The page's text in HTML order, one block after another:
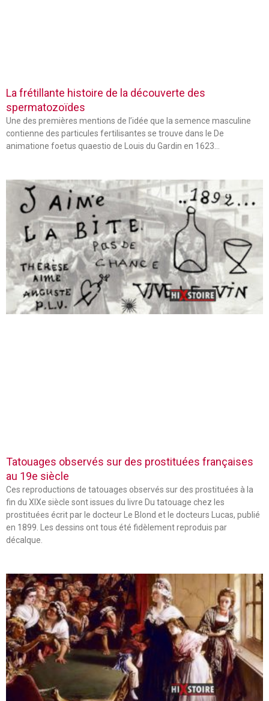
La frétillante histoire de la découverte des
spermatozoïdes
Une des premières mentions de l’idée que la semence masculine
contienne des particules fertilisantes se trouve dans le De
animatione foetus quaestio de Louis du Gardin en 1623…
Tatouages observés sur des prostituées françaises
au 19e siècle
Ces reproductions de tatouages observés sur des prostituées à la
fin du XIXe siècle sont issues du livre Du tatouage chez les
prostituées écrit par le docteur Le Blond et le docteurs Lucas, publié
en 1899. Les dessins ont tous été fidèlement reproduis par
décalque.